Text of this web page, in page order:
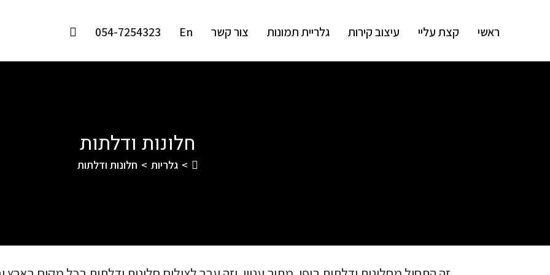
ראשי קצת עליי עיצוב קירות גלריית תמונות צור קשר En
054-7254323
חלונות ודלתות
> גלריות > חלונות ודלתות